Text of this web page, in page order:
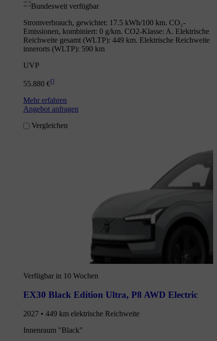
Bundesweit verfügbar
Stromverbrauch, gewichtet: 17.5 kWh/100 km. CO₂-
Emissionen, kombiniert: 0 g/km. CO2-Klasse: A. Elektrische
Reichweite gesamt (WLTP): 449 km. Elektrische Reichweite
innerorts (WLTP): 590 km
UVP
55.880 €[]
Mehr erfahren
Angebot anfragen
Vergleichen
Verfügbar in 10 Wochen
EX30 Black Edition Ultra, P8 AWD Electric
2027 • 449 km elektrische Reichweite
Innenraum "Black"